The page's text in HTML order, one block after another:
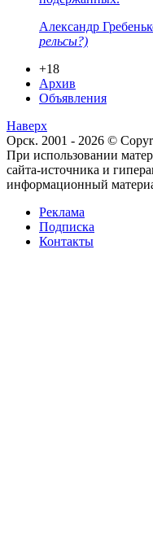
Александр
рельсы?)
+18
Архив
Объявления
Наверх
Орск. 2001 - 2026 ©
При использовании
сайта-источника и
информационный
Реклама
Подписка
Контакты